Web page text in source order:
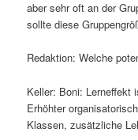
aber sehr oft an der
sollte diese
Redaktion: Welche
Keller: Boni: Lerneffekt
Erhöhter
Klassen, zusätzliche